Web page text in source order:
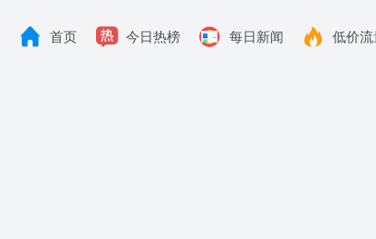
首页 今日热榜 每日新闻 低价